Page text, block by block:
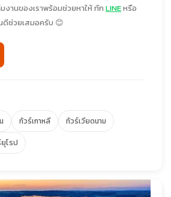
งานของเราพร้อมช่วยหาให้ ทัก LINEหรือ
ดีช่วยเสมอครับ 😊
ทัวร์เกาหลี
ทัวร์เวียดนาม
โรป